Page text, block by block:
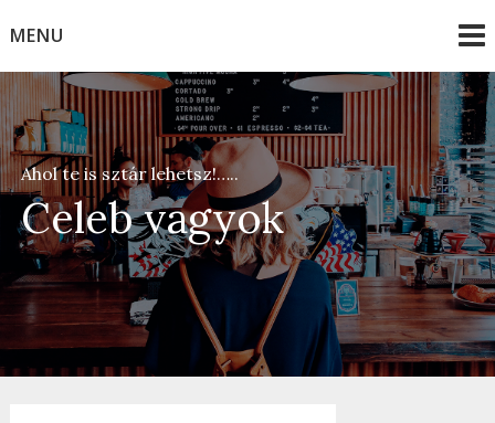
toMENU
Celeb vagyok
Ahol te is sztár lehetsz!…..